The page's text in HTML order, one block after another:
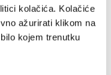
kolačića. Kolačiće
ažurirati klikom na
kojem trenutku